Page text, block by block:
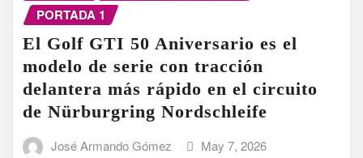
PORTADA 1
El Golf GTI 50 Aniversario es el
modelo de serie con tracción
delantera más rápido en el circuito
de Nürburgring Nordschleife
José Armando Gómez May 7, 2026